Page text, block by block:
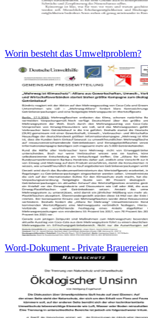
Worin besteht das Umweltproblem?
Word-Dokument - Private Brauereien